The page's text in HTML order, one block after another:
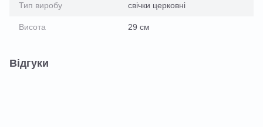
Тип виробу свічки церковні
Висота 29 см
Відгуки